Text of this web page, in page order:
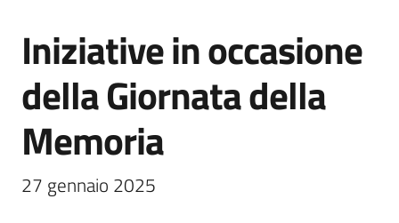
Menu selezionato
Servizi
Vivere
Salta al contenuto
Iniziative in occasione
della Giornata della
Memoria
27 gennaio 2025